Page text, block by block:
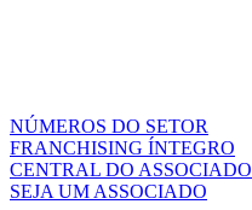
NÚMEROS DO SETOR
FRANCHISING ÍNTEGRO
CENTRAL DO ASSOCIADO
SEJA UM ASSOCIADO